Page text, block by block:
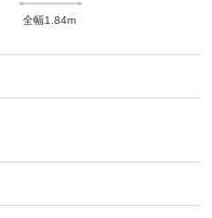
全幅1.84m